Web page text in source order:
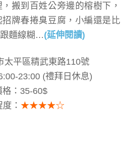
搬到百姓公旁邊的榕樹下，
牌春捲臭豆腐，小編還是比
麵線糊 …(延伸閱讀)
太平區精武東路110號
23:00 (禮拜日休息)
格：35-60$
： ★★★★☆